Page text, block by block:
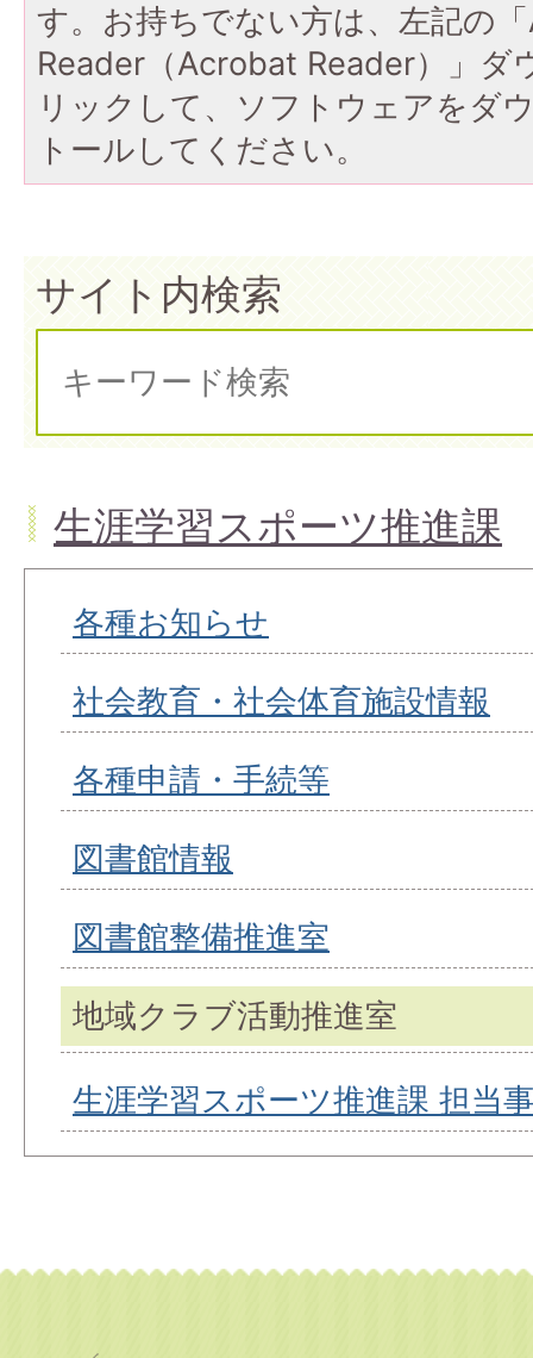
す。お持ちでない方は、左記の
Reader（Acrobat Reader）」ダ
リックして、ソフトウェアをダ
トールしてください。
サイト内検索
生涯学習スポーツ推進課
各種お知らせ
社会教育・社会体育施設情報
各種申請・手続等
図書館情報
図書館整備推進室
地域クラブ活動推進室
生涯学習スポーツ推進課 担当